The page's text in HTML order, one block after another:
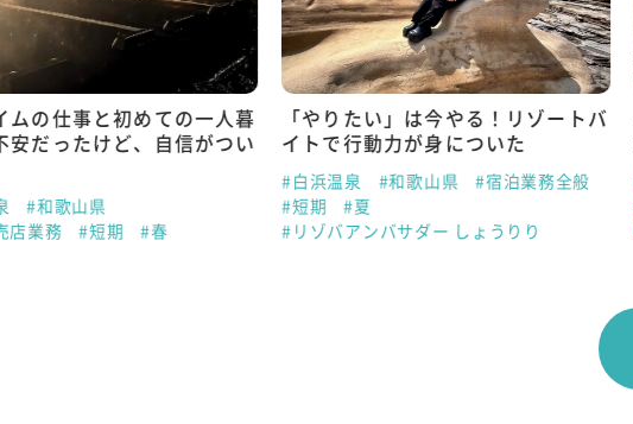
ムの仕事と初めての一人暮
安だったけど、自信がつい
#和歌山県
店業務
#短期 #春
「やりたい」は今やる！リゾートバ
イトで行動力が身についた
#白浜温泉 #和歌山県
#宿泊業務全般
#短期
#夏
#リゾバアンバサダー しょうりり